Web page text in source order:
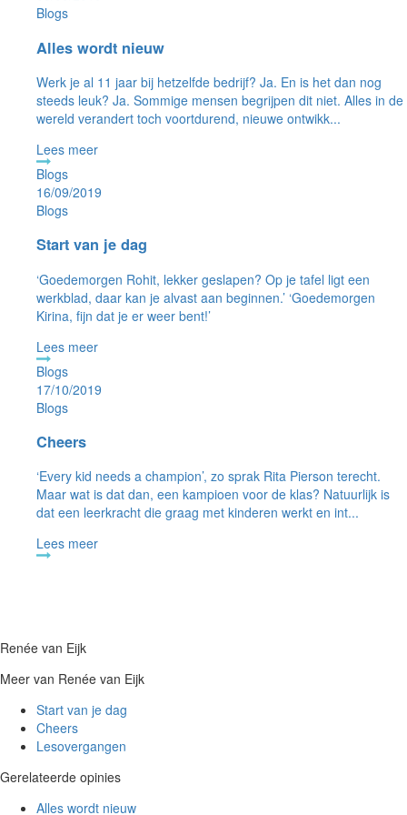
Blogs
Alles wordt nieuw
Werk je al 11 jaar bij hetzelfde bedrijf? Ja. En is het dan nog
steeds leuk? Ja. Sommige mensen begrijpen dit niet. Alles in de
wereld verandert toch voortdurend, nieuwe ontwikk...
Lees meer
16/09/2019
Blogs
Start van je dag
‘Goedemorgen Rohit, lekker geslapen? Op je tafel ligt een
werkblad, daar kan je alvast aan beginnen.’ ‘Goedemorgen
Kirina, fijn dat je er weer bent!’
Lees meer
17/10/2019
Blogs
Cheers
‘Every kid needs a champion’, zo sprak Rita Pierson terecht.
Maar wat is dat dan, een kampioen voor de klas? Natuurlijk is
dat een leerkracht die graag met kinderen werkt en int...
Lees meer
Renée van Eijk
Meer van Renée van Eijk
Start van je dag
Cheers
Lesovergangen
Gerelateerde opinies
Alles wordt nieuw